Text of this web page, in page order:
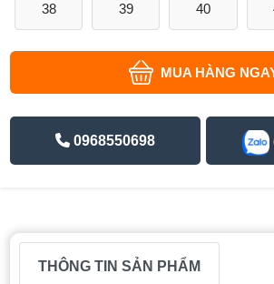
38 39 40
MUA HÀNG
0968550698
THÔNG TIN SẢN PHẨM